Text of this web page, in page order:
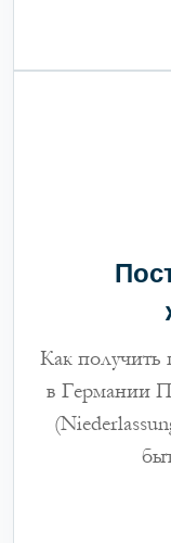
Как получить
в Германии